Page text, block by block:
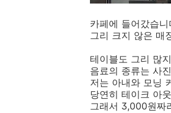
카페에 들어갔습니
그리 크지 않은 매
테이블도 그리 많
음료의 종류는 사
저는 아내와 모닝
당연히 테이크 아
그래서 3,000원짜